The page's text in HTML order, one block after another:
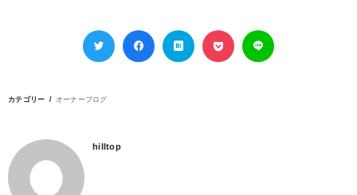
カテゴリー オーナーブログ
hilltop